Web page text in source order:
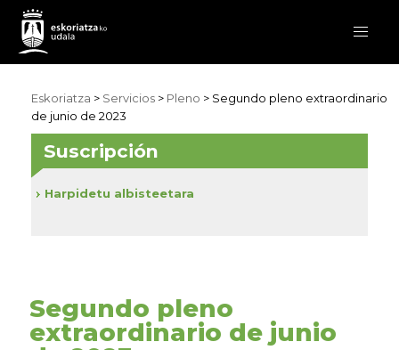
Eskoriatza > Servicios > Pleno > Segundo pleno extraordinario
de junio de 2023
Segundo pleno
extraordinario de junio
Suscripción
Harpidetu albisteetara